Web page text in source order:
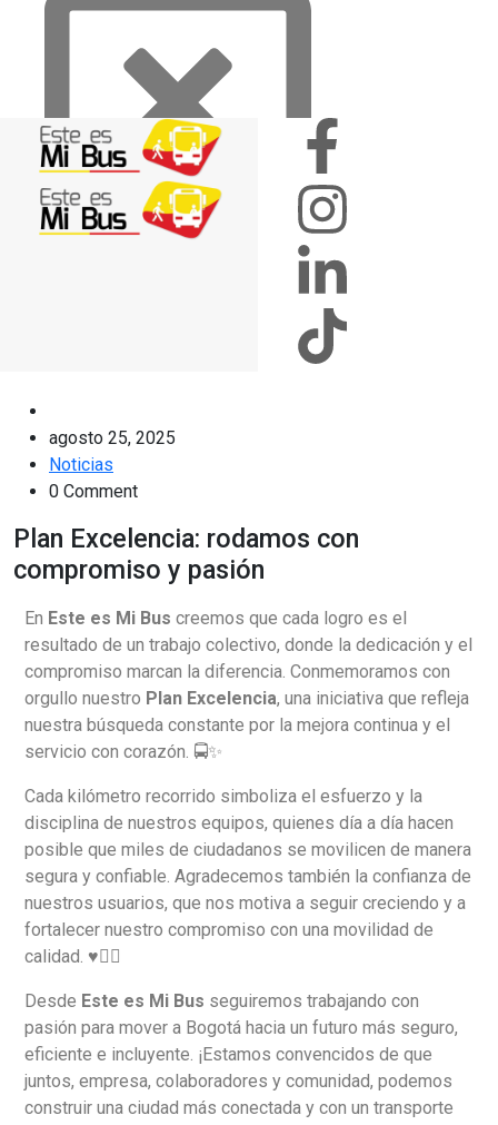
agosto 25, 2025
Noticias
0 Comment
Plan Excelencia: rodamos con
compromiso y pasión
En Este es Mi Bus creemos que cada logro es el
resultado de un trabajo colectivo, donde la dedicación y el
compromiso marcan la diferencia. Conmemoramos con
orgullo nuestro Plan Excelencia, una iniciativa que refleja
nuestra búsqueda constante por la mejora continua y el
servicio con corazón. 🚍✨
Cada kilómetro recorrido simboliza el esfuerzo y la
disciplina de nuestros equipos, quienes día a día hacen
posible que miles de ciudadanos se movilicen de manera
segura y confiable. Agradecemos también la confianza de
nuestros usuarios, que nos motiva a seguir creciendo y a
fortalecer nuestro compromiso con una movilidad de
calidad. ♥️👌🏽
Desde Este es Mi Bus seguiremos trabajando con
pasión para mover a Bogotá hacia un futuro más seguro,
eficiente e incluyente. ¡Estamos convencidos de que
juntos, empresa, colaboradores y comunidad, podemos
construir una ciudad más conectada y con un transporte